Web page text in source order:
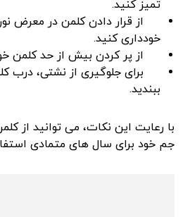
تمیز کنید.
از قرار دادن کلمن در معرض
خودداری کنید.
از پر کردن بیش از حد کلمن
برای جلوگیری از نشتی، درب
ببندید.
با رعایت این نکات، می‌ توانید از
جم خود برای سال‌ های متمادی